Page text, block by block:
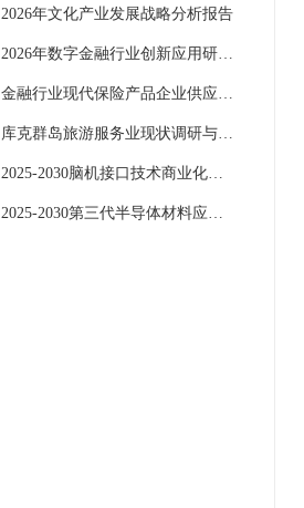
2026年文化产业发展战略分析报告
2026年数字金融行业创新应用研究报告
金融行业现代保险产品企业供应链现状发展潜力综合调研分析报告
库克群岛旅游服务业现状调研与发展布局投资规划指导文献
2025-2030脑机接口技术商业化路径及医疗领域投资机会评估
2025-2030第三代半导体材料应用场景拓展与产能投资回报分析